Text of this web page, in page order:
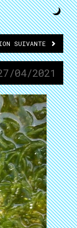
SUIVANTE
04/2021